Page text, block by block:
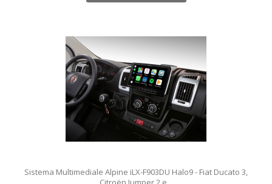
Sistema Multimediale Alpine iLX-F903DU Halo9 - Fiat Ducato 3,